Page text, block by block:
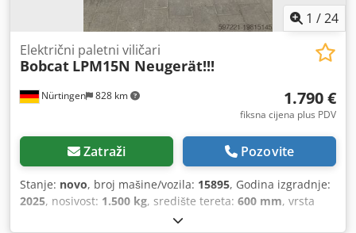
1 /24
Nürtingen 828 km
Električni paletni viličari
Bobcat LPM15N Neugerät!!!
1.790 €
fiksna cijena plus PDV
Zatraži Pozovite
Stanje: novo, broj mašine/vozila: 15895, Godina izgradnje:
2025, nosivost: 1.500 kg, središte tereta: 600 mm, vrsta
, vrsta jarbola: